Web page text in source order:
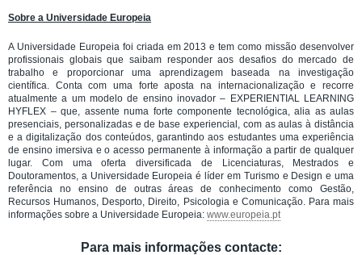
Sobre a Universidade Europeia
A Universidade Europeia foi criada em 2013 e tem como missão desenvolver
profissionais globais que saibam responder aos desafios do mercado de
trabalho e proporcionar uma aprendizagem baseada na investigação
científica. Conta com uma forte aposta na internacionalização e recorre
atualmente a um modelo de ensino inovador – EXPERIENTIAL LEARNING
HYFLEX – que, assente numa forte componente tecnológica, alia as aulas
presenciais, personalizadas e de base experiencial, com as aulas à distância
e a digitalização dos conteúdos, garantindo aos estudantes uma experiência
de ensino imersiva e o acesso permanente à informação a partir de qualquer
lugar. Com uma oferta diversificada de Licenciaturas, Mestrados e
Doutoramentos, a Universidade Europeia é líder em Turismo e Design e uma
referência no ensino de outras áreas de conhecimento como Gestão,
Recursos Humanos, Desporto, Direito, Psicologia e Comunicação. Para mais
informações sobre a Universidade Europeia: www.europeia.pt
Para mais informações contacte: